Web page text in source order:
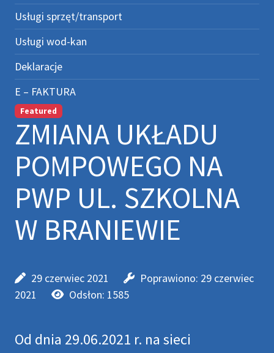
Usługi sprzęt/transport
Usługi wod-kan
Deklaracje
E – FAKTURA
Featured
ZMIANA UKŁADU
POMPOWEGO NA
PWP UL. SZKOLNA
W BRANIEWIE
29 czerwiec 2021
Poprawiono: 29 czerwiec
2021
Odsłon: 1585
Od dnia 29.06.2021 r. na sieci